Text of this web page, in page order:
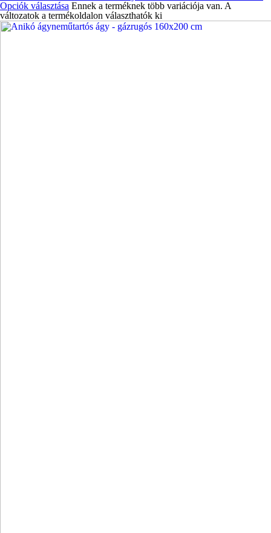
Opciók választása Ennek a terméknek több variációja van. A
változatok a termékoldalon választhatók ki